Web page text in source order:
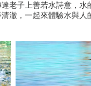
老子上善若水詩意，
澈，一起來體驗水與